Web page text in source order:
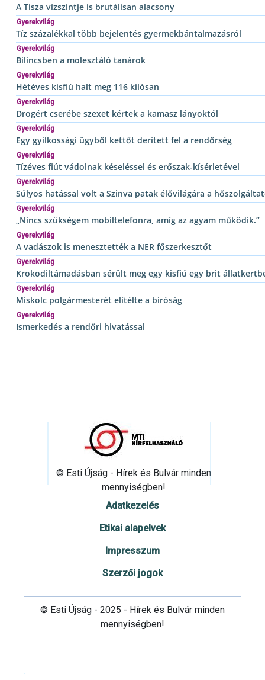
A Tisza vízszintje is brutálisan alacsony
Gyerekvilág
Tíz százalékkal több bejelentés gyermekbántalmazásról
Gyerekvilág
Bilincsben a molesztáló tanárok
Gyerekvilág
Hétéves kisfiú halt meg 116 kilósan
Gyerekvilág
Drogért cserébe szexet kértek a kamasz lányoktól
Gyerekvilág
Egy gyilkossági ügyből kettőt derített fel a rendőrség
Gyerekvilág
Tízéves fiút vádolnak késeléssel és erőszak-kísérletével
Gyerekvilág
Súlyos hatással volt a Szinva patak élővilágára a
Gyerekvilág
„Nincs szükségem mobiltelefonra, amíg az agyam működik.”
Gyerekvilág
A vadászok is menesztették a NER főszerkesztőt
Gyerekvilág
Krokodiltámadásban sérült meg egy kisfiú egy brit
Gyerekvilág
Miskolc polgármesterét elítélte a biróság
Gyerekvilág
Ismerkedés a rendőri hivatással
© Esti Újság - Hírek és Bulvár minden
mennyiségben!
Adatkezelés
Etikai alapelvek
Impresszum
Szerzői jogok
© Esti Újság - 2025 - Hírek és Bulvár minden
mennyiségben!